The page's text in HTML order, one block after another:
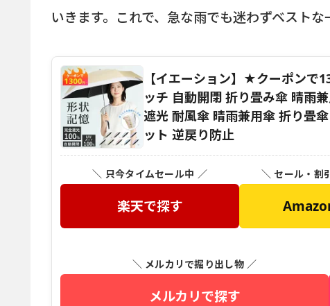
いきます。これで、急な雨でも迷わずベスト
【イエーション】★クーポンで
ッチ 自動開閉 折り畳み傘 晴雨
遮光 耐風傘 晴雨兼用傘 折り畳
ット 逆戻り防止
＼ 只今タイムセール中 ／
楽天で探す
＼ セール・割
＼ メルカリで掘り出し物 ／
メルカリで探す